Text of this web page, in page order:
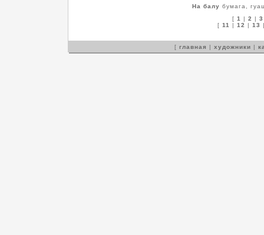
На балу бумага,
[ 1 | 2 | 3
[ 11 | 12 | 13
[ главная | художники |